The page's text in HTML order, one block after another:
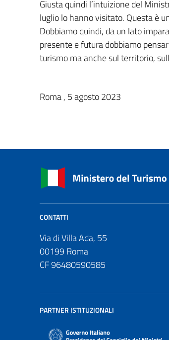
Giusta quindi l’intuizione del
luglio lo hanno visitato. Questa è
Dobbiamo quindi, da un lato
presente e futura dobbiamo
turismo ma anche sul territorio,
Roma , 5 agosto 2023
CONTATTI
Via di Villa Ada, 55
00199 Roma
CF 96480590585
PARTNER ISTITUZIONALI